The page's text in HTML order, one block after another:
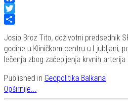
Facebook
Twitter
Josip Broz Tito, doživotni predsednik
godine u Kliničkom centru u Ljubljani,
lečenja zbog začepljenja krvnih arterija
Published in Geopolitika Balkana
Opširnije...